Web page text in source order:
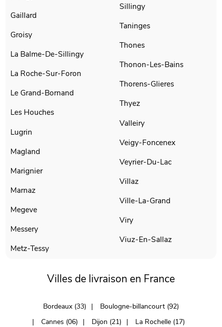
Gaillard
Groisy
La Balme-De-Sillingy
La Roche-Sur-Foron
Le Grand-Bornand
Les Houches
Lugrin
Magland
Marignier
Marnaz
Megeve
Messery
Metz-Tessy
Sillingy
Taninges
Thones
Thonon-Les-Bains
Thorens-Glieres
Thyez
Valleiry
Veigy-Foncenex
Veyrier-Du-Lac
Villaz
Ville-La-Grand
Viry
Viuz-En-Sallaz
Villes de livraison en France
Bordeaux (33)
Boulogne-billancourt (92)
Cannes (06)
Dijon (21)
La Rochelle (17)